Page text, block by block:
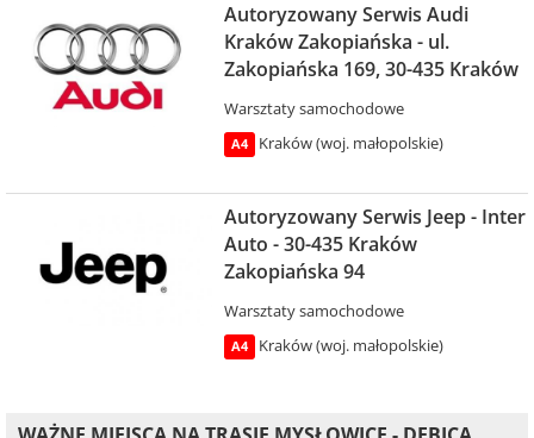
Autoryzowany Serwis Audi
Kraków Zakopiańska - ul.
Zakopiańska 169, 30-435 Kraków
Warsztaty samochodowe
A4 Kraków (woj. małopolskie)
Autoryzowany Serwis Jeep - Inter
Auto - 30-435 Kraków
Zakopiańska 94
Warsztaty samochodowe
A4 Kraków (woj. małopolskie)